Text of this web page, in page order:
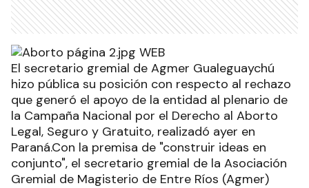
El secretario gremial de Agmer Gualeguaychú
hizo pública su posición con respecto al rechazo
que generó el apoyo de la entidad al plenario de
la Campaña Nacional por el Derecho al Aborto
Legal, Seguro y Gratuito, realizadó ayer en
Paraná.Con la premisa de "construir ideas en
conjunto", el secretario gremial de la Asociación
Gremial de Magisterio de Entre Ríos (Agmer)